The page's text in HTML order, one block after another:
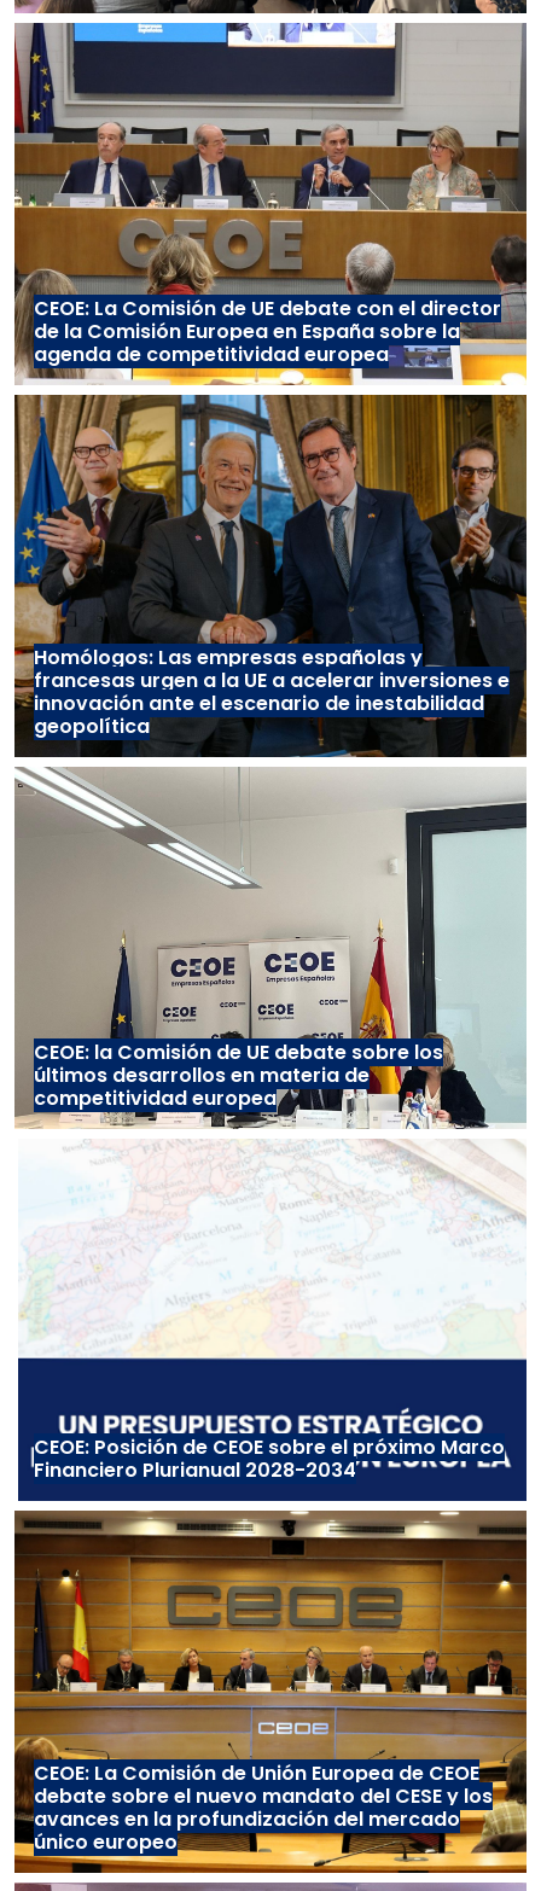
CEOE: La Comisión de UE debate con el director
de la Comisión Europea en España sobre la
agenda de competitividad europea
Homólogos: Las empresas españolas y
francesas urgen a la UE a acelerar inversiones e
innovación ante el escenario de inestabilidad
geopolítica
CEOE: la Comisión de UE debate sobre los
últimos desarrollos en materia de
competitividad europea
CEOE: Posición de CEOE sobre el próximo Marco
Financiero Plurianual 2028-2034
CEOE: La Comisión de Unión Europea de CEOE
debate sobre el nuevo mandato del CESE y los
avances en la profundización del mercado
único europeo